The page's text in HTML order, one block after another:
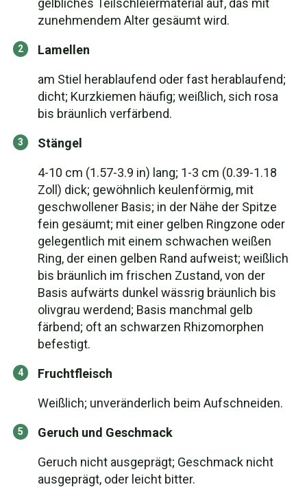
gelbliches Teilschleiermaterial auf, das mit
zunehmendem Alter gesäumt wird.
Lamellen
am Stiel herablaufend oder fast herablaufend;
dicht; Kurzkiemen häufig; weißlich, sich rosa
bis bräunlich verfärbend.
Stängel
4-10 cm (1.57-3.9 in) lang; 1-3 cm (0.39-1.18
Zoll) dick; gewöhnlich keulenförmig, mit
geschwollener Basis; in der Nähe der Spitze
fein gesäumt; mit einer gelben Ringzone oder
gelegentlich mit einem schwachen weißen
Ring, der einen gelben Rand aufweist; weißlich
bis bräunlich im frischen Zustand, von der
Basis aufwärts dunkel wässrig bräunlich bis
olivgrau werdend; Basis manchmal gelb
färbend; oft an schwarzen Rhizomorphen
befestigt.
Fruchtfleisch
Weißlich; unveränderlich beim Aufschneiden.
Geruch und Geschmack
Geruch nicht ausgeprägt; Geschmack nicht
ausgeprägt, oder leicht bitter.